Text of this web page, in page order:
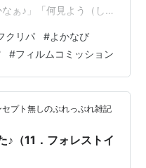
ぁ♪」「何見よう（しよ
ね♪ さてさて、残念なが
のでさほど時間もあり
ことで、まずは・・・ご
＊ 目次 ＊＊＊ ■ こんな
…
クリパ #よかなび
#フィルムコミッション
プト無しのぶれっぶれ雑記
♪（11．フォレストイ